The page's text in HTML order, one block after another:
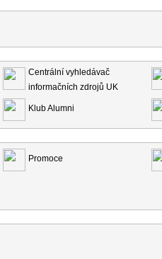
Centrální vyhledávač
informačních zdrojů UK
Klub Alumni
Promoce